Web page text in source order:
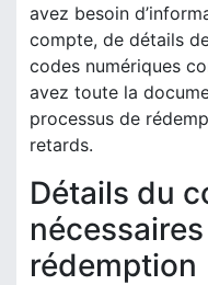
avez besoin
compte, de détails
codes numériques
avez toute la
processus de
retards.
Détails du
rédemption